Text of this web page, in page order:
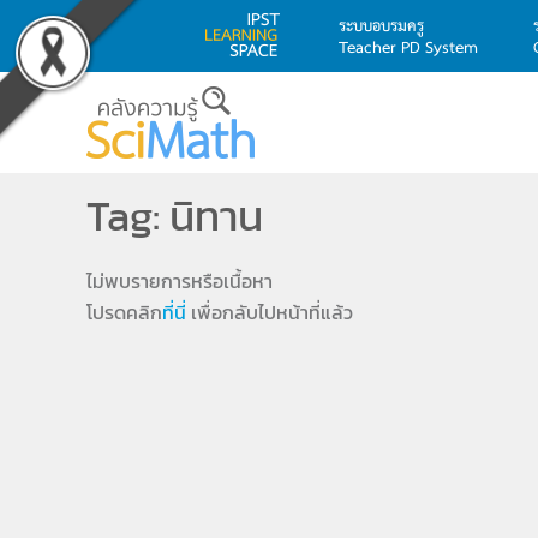
Skip to main content
ระบบอบรมครู
Teacher PD System
Tag: นิทาน
ไม่พบรายการหรือเนื้อหา
โปรดคลิกที่นี่ เพื่อกลับไปหน้าที่แล้ว